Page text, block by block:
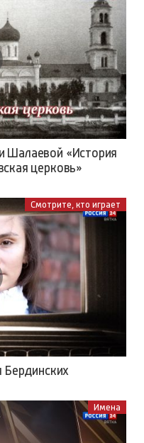
Шалаевой «История
церковь»
Смотрите, кто играет
Бердинских
Имена